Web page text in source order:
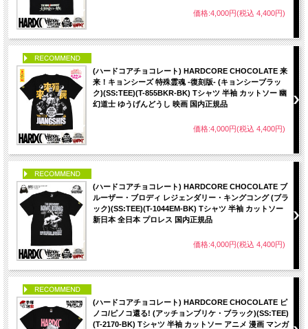
価格:4,000円(税込 4,400円)
(ハードコアチョコレート) HARDCORE CHOCOLATE 来
来！キョンシーズ 特殊霊魂 -復刻版- (キョンシーブラッ
ク)(SS:TEE)(T-855BKR-BK) Tシャツ 半袖 カットソー 幽
幻道士 ゆうげんどうし 映画 国内正規品
価格:4,000円(税込 4,400円)
(ハードコアチョコレート) HARDCORE CHOCOLATE ブ
ルーザー・ブロディ レジェンダリー・キングコング (ブラ
ック)(SS:TEE)(T-1044EM-BK) Tシャツ 半袖 カットソー
新日本 全日本 プロレス 国内正規品
価格:4,000円(税込 4,400円)
(ハードコアチョコレート) HARDCORE CHOCOLATE ピ
ノコ/ピノコ還る! (アッチョンブリケ・ブラック)(SS:TEE)
(T-2170-BK) Tシャツ 半袖 カットソー アニメ 漫画 マンガ